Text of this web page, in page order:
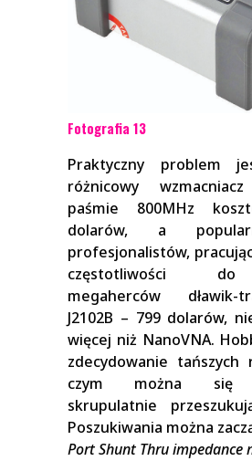
Fotografia 13
Praktyczny problem
różnicowy
paśmie 800MHz
dolarów, a
profesjonalistów,
częstotliwości
megaherców dławik-
J2102B – 799 dolarów,
więcej niż NanoVNA.
zdecydowanie tańszych
czym można się
skrupulatnie
Poszukiwania można
Port Shunt Thru impedance